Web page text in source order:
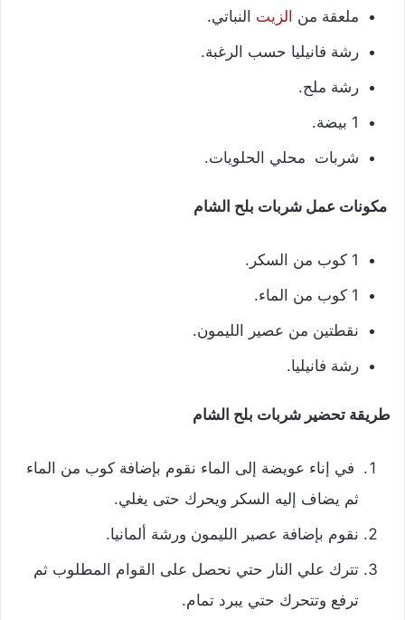
ملعقة من الزيت النباتي.
رشة فانيليا حسب الرغبة.
رشة ملح.
1 بيضة.
شربات محلي الحلويات.
مكونات عمل شربات بلح الشام
1 كوب من السكر.
1 كوب من الماء.
نقطتين من عصير الليمون.
رشة فانيليا.
طريقة تحضير شربات بلح الشام
في إناء عويضة إلى الماء نقوم بإضافة كوب من الماء
ثم يضاف إليه السكر ويحرك حتى يغلي.
نقوم بإضافة عصير الليمون ورشة ألمانيا.
تترك علي النار حتي نحصل على القوام المطلوب ثم
ترفع وتتحرك حتي يبرد تمام.